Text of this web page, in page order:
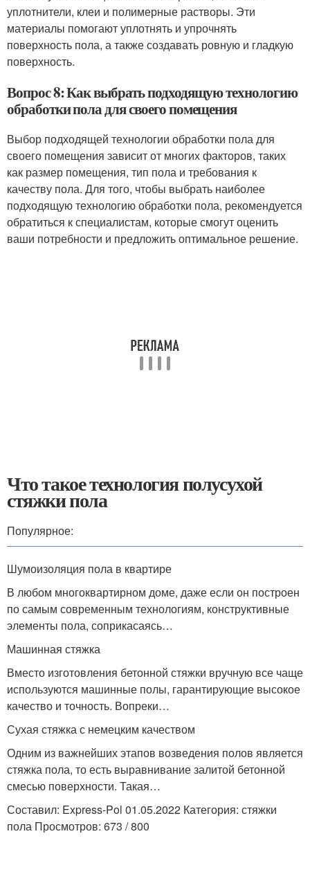
уплотнители, клеи и полимерные растворы. Эти
материалы помогают уплотнять и упрочнять
поверхность пола, а также создавать ровную и гладкую
поверхность.
Вопрос 8: Как выбрать подходящую технологию
обработки пола для своего помещения
Выбор подходящей технологии обработки пола для
своего помещения зависит от многих факторов, таких
как размер помещения, тип пола и требования к
качеству пола. Для того, чтобы выбрать наиболее
подходящую технологию обработки пола, рекомендуется
обратиться к специалистам, которые смогут оценить
ваши потребности и предложить оптимальное решение.
Что такое технология полусухой
стяжки пола
Популярное:
Шумоизоляция пола в квартире
В любом многоквартирном доме, даже если он построен
по самым современным технологиям, конструктивные
элементы пола, соприкасаясь…
Машинная стяжка
Вместо изготовления бетонной стяжки вручную все чаще
используются машинные полы, гарантирующие высокое
качество и точность. Вопреки…
Сухая стяжка с немецким качеством
Одним из важнейших этапов возведения полов является
стяжка пола, то есть выравнивание залитой бетонной
смесью поверхности. Такая…
Составил: Express-Pol 01.05.2022 Категория: стяжки
пола Просмотров: 673 / 800